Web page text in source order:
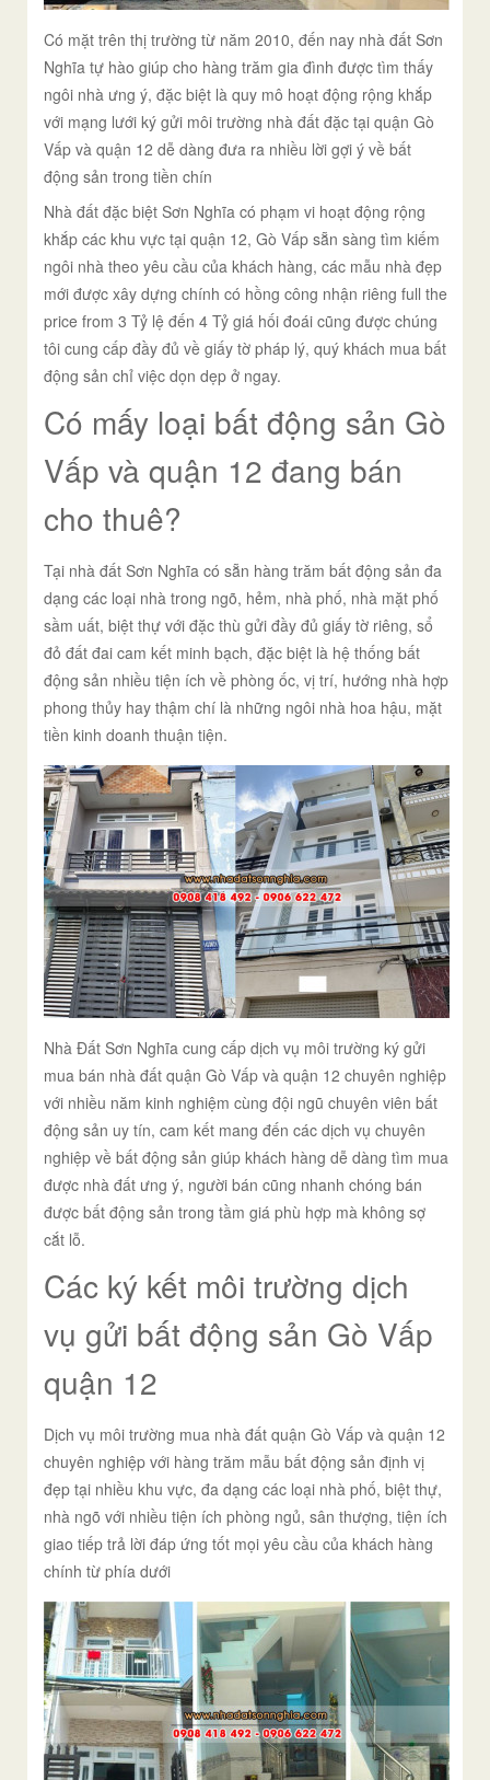
Có mặt trên thị trường từ năm 2010, đến nay nhà đất Sơn
Nghĩa tự hào giúp cho hàng trăm gia đình được tìm thấy
ngôi nhà ưng ý, đặc biệt là quy mô hoạt động rộng khắp
với mạng lưới ký gửi môi trường nhà đất đặc tại quận Gò
Vấp và quận 12 dễ dàng đưa ra nhiều lời gợi ý về bất
động sản trong tiền chín
Nhà đất đặc biệt Sơn Nghĩa có phạm vi hoạt động rộng
khắp các khu vực tại quận 12, Gò Vấp sẵn sàng tìm kiếm
ngôi nhà theo yêu cầu của khách hàng, các mẫu nhà đẹp
mới được xây dựng chính có hồng công nhận riêng full the
price from 3 Tỷ lệ đến 4 Tỷ giá hối đoái cũng được chúng
tôi cung cấp đầy đủ về giấy tờ pháp lý, quý khách mua bất
động sản chỉ việc dọn dẹp ở ngay.
Có mấy loại bất động sản Gò
Vấp và quận 12 đang bán
cho thuê?
Tại nhà đất Sơn Nghĩa có sẵn hàng trăm bất động sản đa
dạng các loại nhà trong ngõ, hẻm, nhà phố, nhà mặt phố
sầm uất, biệt thự với đặc thù gửi đầy đủ giấy tờ riêng, sổ
đỏ đất đai cam kết minh bạch, đặc biệt là hệ thống bất
động sản nhiều tiện ích về phòng ốc, vị trí, hướng nhà hợp
phong thủy hay thậm chí là những ngôi nhà hoa hậu, mặt
tiền kinh doanh thuận tiện.
Nhà Đất Sơn Nghĩa cung cấp dịch vụ môi trường ký gửi
mua bán nhà đất quận Gò Vấp và quận 12 chuyên nghiệp
với nhiều năm kinh nghiệm cùng đội ngũ chuyên viên bất
động sản uy tín, cam kết mang đến các dịch vụ chuyên
nghiệp về bất động sản giúp khách hàng dễ dàng tìm mua
được nhà đất ưng ý, người bán cũng nhanh chóng bán
được bất động sản trong tầm giá phù hợp mà không sợ
cắt lỗ.
Các ký kết môi trường dịch
vụ gửi bất động sản Gò Vấp
quận 12
Dịch vụ môi trường mua nhà đất quận Gò Vấp và quận 12
chuyên nghiệp với hàng trăm mẫu bất động sản định vị
đẹp tại nhiều khu vực, đa dạng các loại nhà phố, biệt thự,
nhà ngõ với nhiều tiện ích phòng ngủ, sân thượng, tiện ích
giao tiếp trả lời đáp ứng tốt mọi yêu cầu của khách hàng
chính từ phía dưới